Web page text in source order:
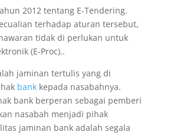
2012 tentang E-Tendering.
terhadap aturan tersebut,
tidak di perlukan untuk
(E-Proc)..
jaminan tertulis yang di
bankkepada nasabahnya.
bank berperan sebagai pemberi
nasabah menjadi pihak
jaminan bank adalah segala